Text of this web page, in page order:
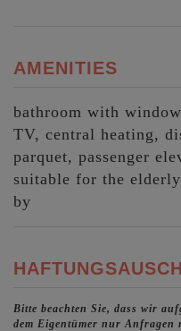
AMENITIES
bathroom with window
TV central heating
parquet
passenger
suitable for the elderly
by
Bitte beachten Sie, dass wir
dem Eigentümer nur Anfragen